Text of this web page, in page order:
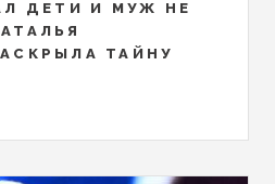
ДЕТИ И МУЖ НЕ
ТАЙНУ